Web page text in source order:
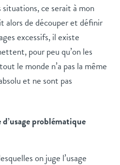
ce serait à mon
alors de découper et définir
excessifs, il existe
pour peu qu’on les
le monde n’a pas la même
et ne sont pas
problématique
on juge l’usage